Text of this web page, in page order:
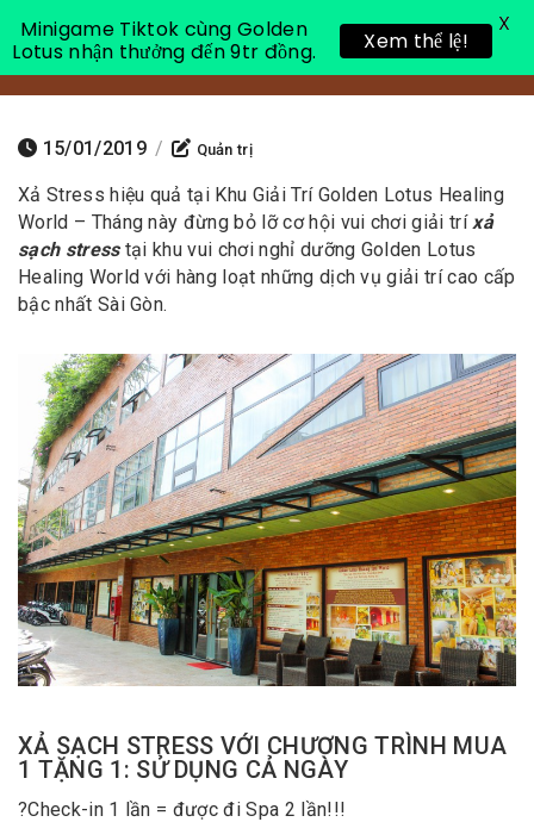
Toggle
15/01/2019 / Quản trị
Xả Stress hiệu quả tại Khu Giải Trí Golden Lotus Healing
World – Tháng này đừng bỏ lỡ cơ hội vui chơi giải tríxả
sạch stresstại khu vui chơi nghỉ dưỡng Golden Lotus
Healing World với hàng loạt những dịch vụ giải trí cao cấp
bậc nhất Sài Gòn.
XẢ SẠCH STRESS VỚI CHƯƠNG TRÌNH MUA
1 TẶNG 1: SỬ DỤNG CẢ NGÀY
?Check-in 1 lần = được đi Spa 2 lần!!!
Minigame Tiktok cùng Golden
Lotus nhận thưởng đến 9tr đồng.
Xem thể lệ!
X